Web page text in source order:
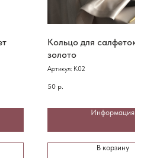
Кольцо для салфеток,
золото
Артикул: К02
50 р.
Информация
В корзину